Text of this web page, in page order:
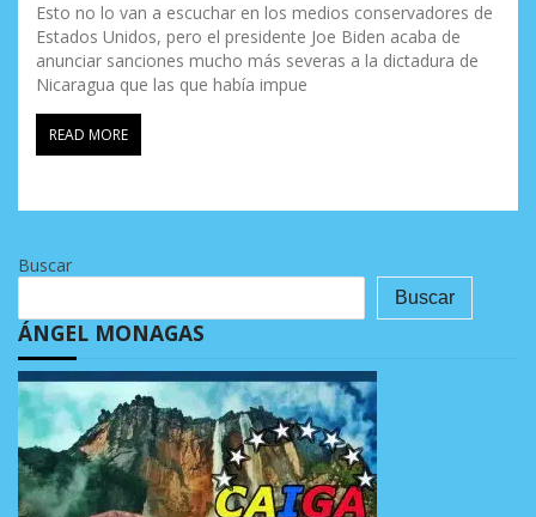
Esto no lo van a escuchar en los medios conservadores de
Estados Unidos, pero el presidente Joe Biden acaba de
anunciar sanciones mucho más severas a la dictadura de
Nicaragua que las que había impue
READ MORE
Buscar
Buscar
ÁNGEL MONAGAS